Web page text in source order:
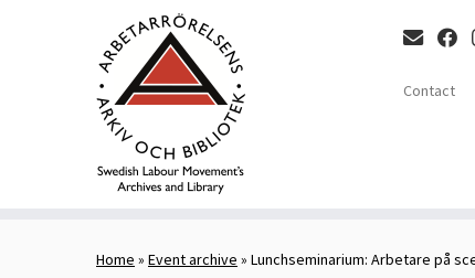
Contact
Home » Event archive » Lunchseminarium: Arbetare på